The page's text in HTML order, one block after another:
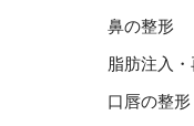
⿐の整形
脂肪注入
⼝唇の整形